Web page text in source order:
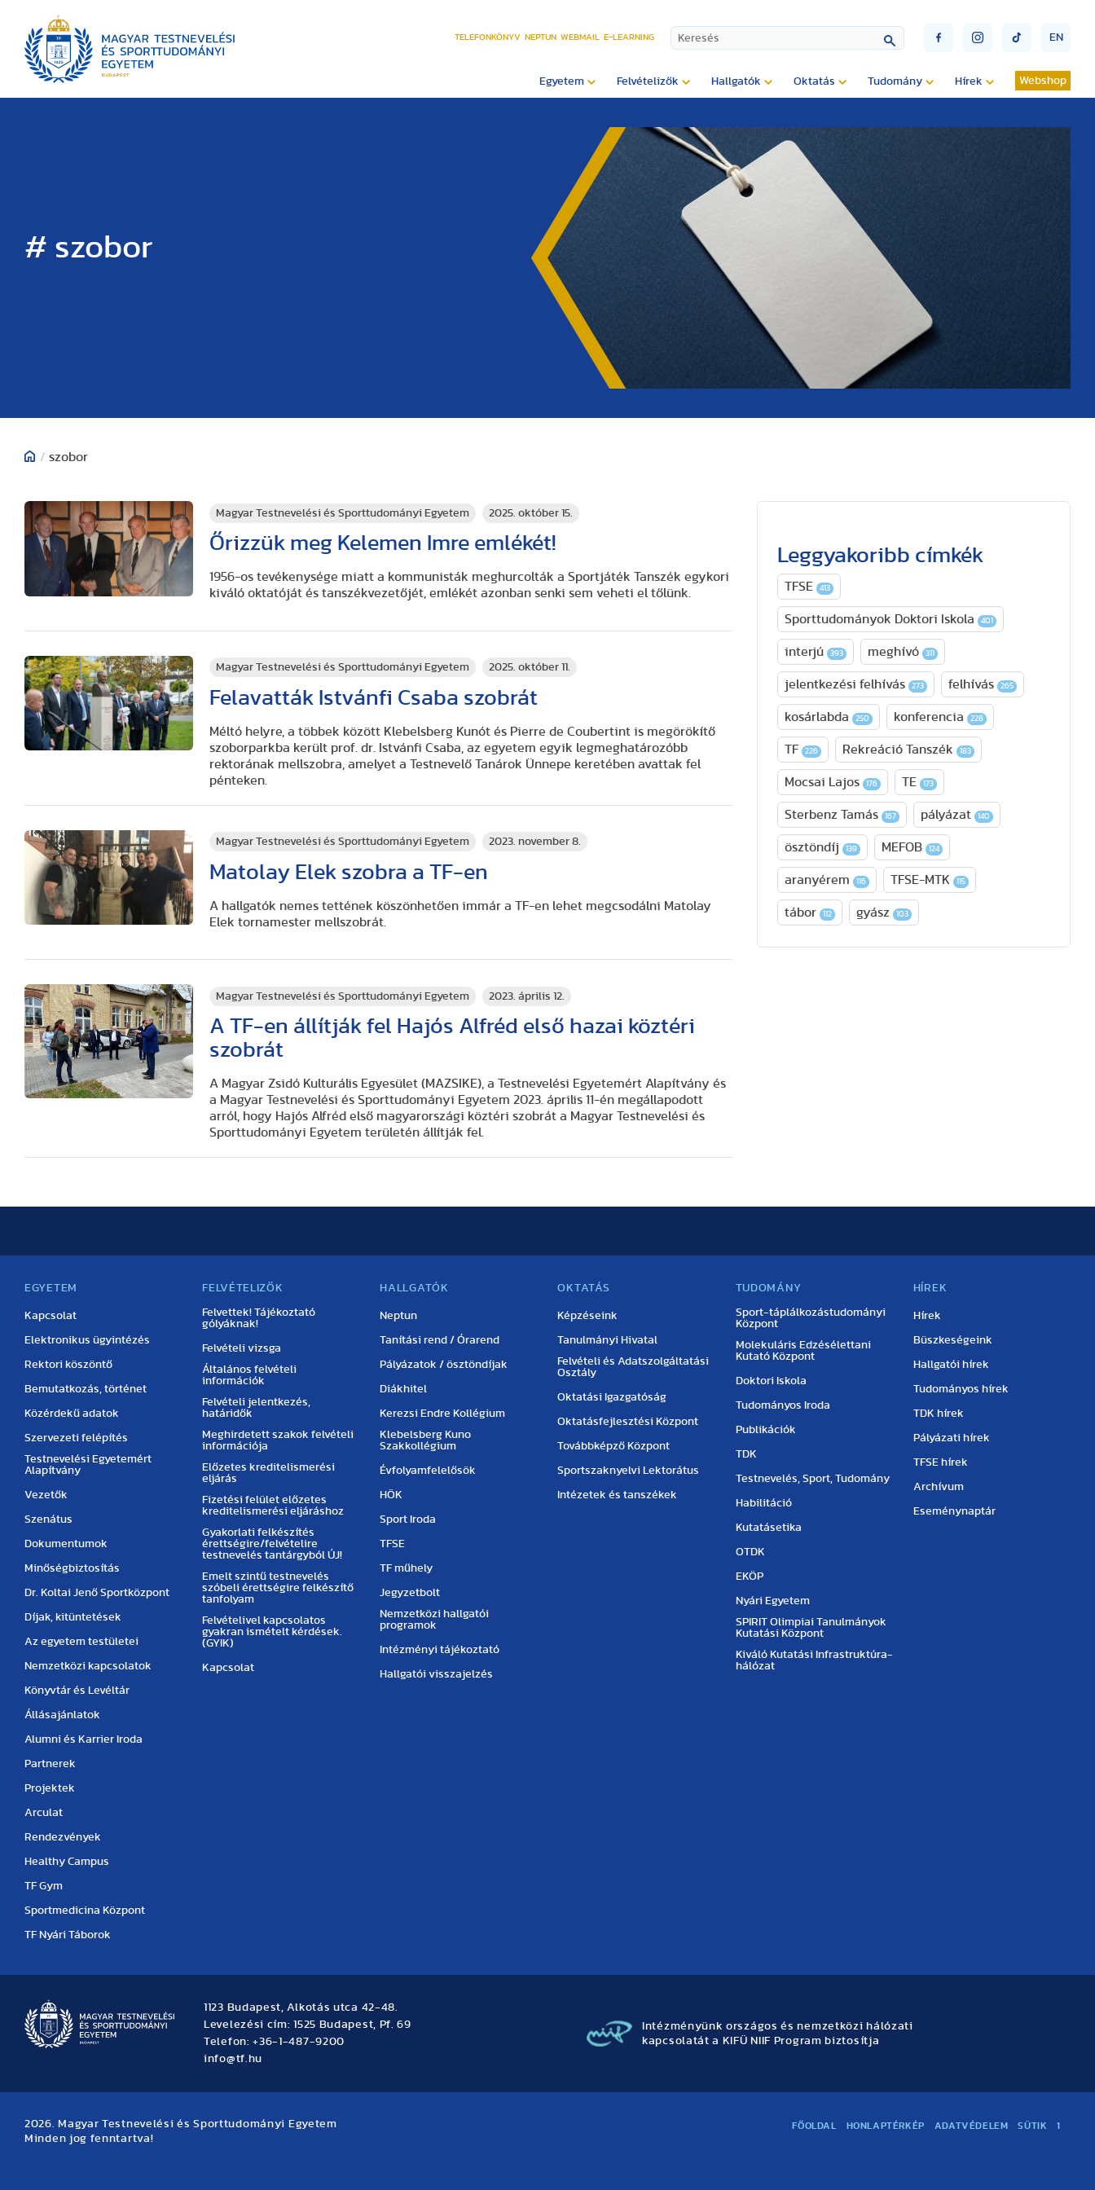
TELEFONKÖNYV NEPTUN WEBMAIL E-LEARNING EN
Egyetem Felvételizők Hallgatók Oktatás Tudomány Hírek Webshop
# szobor
/ szobor
Magyar Testnevelési és Sporttudományi Egyetem 2025. október 15.
Őrizzük meg Kelemen Imre emlékét!
1956-os tevékenysége miatt a kommunisták meghurcolták a Sportjáték Tanszék egykori
kiváló oktatóját és tanszékvezetőjét, emlékét azonban senki sem veheti el tőlünk.
Magyar Testnevelési és Sporttudományi Egyetem 2025. október 11.
Felavatták Istvánfi Csaba szobrát
Méltó helyre, a többek között Klebelsberg Kunót és Pierre de Coubertint is megörökítő
szoborparkba került prof. dr. Istvánfi Csaba, az egyetem egyik legmeghatározóbb
rektorának mellszobra, amelyet a Testnevelő Tanárok Ünnepe keretében avattak fel
pénteken.
Magyar Testnevelési és Sporttudományi Egyetem 2023. november 8.
Matolay Elek szobra a TF-en
A hallgatók nemes tettének köszönhetően immár a TF-en lehet megcsodálni Matolay
Elek tornamester mellszobrát.
Magyar Testnevelési és Sporttudományi Egyetem 2023. április 12.
A TF-en állítják fel Hajós Alfréd első hazai köztéri
szobrát
A Magyar Zsidó Kulturális Egyesület (MAZSIKE), a Testnevelési Egyetemért Alapítvány és
a Magyar Testnevelési és Sporttudományi Egyetem 2023. április 11-én megállapodott
arról, hogy Hajós Alfréd első magyarországi köztéri szobrát a Magyar Testnevelési és
Sporttudományi Egyetem területén állítják fel.
Leggyakoribb címkék
TFSE 413
Sporttudományok Doktori Iskola 401
interjú 393 meghívó 311
jelentkezési felhívás 273 felhívás 265
kosárlabda 250 konferencia 228
TF 226 Rekreáció Tanszék 183
Mocsai Lajos 176 TE 173
Sterbenz Tamás 167 pályázat 140
ösztöndíj 139 MEFOB 124
aranyérem 116 TFSE-MTK 115
tábor 112 gyász 103
EGYETEM
Kapcsolat
Elektronikus ügyintézés
Rektori köszöntő
Bemutatkozás, történet
Közérdekű adatok
Szervezeti felépítés
Testnevelési Egyetemért
Alapítvány
Vezetők
Szenátus
Dokumentumok
Minőségbiztosítás
Dr. Koltai Jenő Sportközpont
Díjak, kitüntetések
Az egyetem testületei
Nemzetközi kapcsolatok
Könyvtár és Levéltár
Állásajánlatok
Alumni és Karrier Iroda
Partnerek
Projektek
Arculat
Rendezvények
Healthy Campus
TF Gym
Sportmedicina Központ
TF Nyári Táborok
FELVÉTELIZŐK
Felvettek! Tájékoztató
gólyáknak!
Felvételi vizsga
Általános felvételi
információk
Felvételi jelentkezés,
határidők
Meghirdetett szakok felvételi
információja
Előzetes kreditelismerési
eljárás
Fizetési felület előzetes
kreditelismerési eljáráshoz
Gyakorlati felkészítés
érettségire/felvételire
testnevelés tantárgyból ÚJ!
Emelt szintű testnevelés
szóbeli érettségire felkészítő
tanfolyam
Felvételivel kapcsolatos
gyakran ismételt kérdések.
(GYIK)
Kapcsolat
HALLGATÓK
Neptun
Tanítási rend / Órarend
Pályázatok / ösztöndíjak
Diákhitel
Kerezsi Endre Kollégium
Klebelsberg Kuno
Szakkollégium
Évfolyamfelelősök
HÖK
Sport Iroda
TFSE
TF műhely
Jegyzetbolt
Nemzetközi hallgatói
programok
Intézményi tájékoztató
Hallgatói visszajelzés
OKTATÁS
Képzéseink
Tanulmányi Hivatal
Felvételi és Adatszolgáltatási
Osztály
Oktatási Igazgatóság
Oktatásfejlesztési Központ
Továbbképző Központ
Sportszaknyelvi Lektorátus
Intézetek és tanszékek
TUDOMÁNY
Sport-táplálkozástudományi
Központ
Molekuláris Edzésélettani
Kutató Központ
Doktori Iskola
Tudományos Iroda
Publikációk
TDK
Testnevelés, Sport, Tudomány
Habilitáció
Kutatásetika
OTDK
EKÖP
Nyári Egyetem
SPIRIT Olimpiai Tanulmányok
Kutatási Központ
Kiváló Kutatási Infrastruktúra-
hálózat
HÍREK
Hírek
Büszkeségeink
Hallgatói hírek
Tudományos hírek
TDK hírek
Pályázati hírek
TFSE hírek
Archívum
Eseménynaptár
1123 Budapest, Alkotás utca 42-48.
Levelezési cím: 1525 Budapest, Pf. 69
Telefon: +36-1-487-9200
info@tf.hu
Intézményünk országos és nemzetközi hálózati
kapcsolatát a KIFÜ NIIF Program biztosítja
2026. Magyar Testnevelési és Sporttudományi Egyetem
Minden jog fenntartva!
FŐOLDAL HONLAPTÉRKÉP ADATVÉDELEM SÜTIK 1